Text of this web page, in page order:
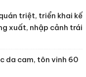
triệt, triển khai kế
xuất, nhập cảnh trái
da cam, tôn vinh 60